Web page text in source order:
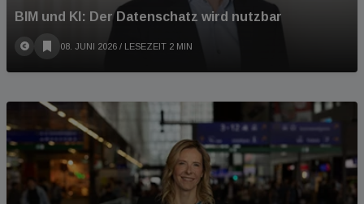
BIM und KI: Der Datenschatz wird nutzbar
08. JUNI 2026 / LESEZEIT 2 MIN